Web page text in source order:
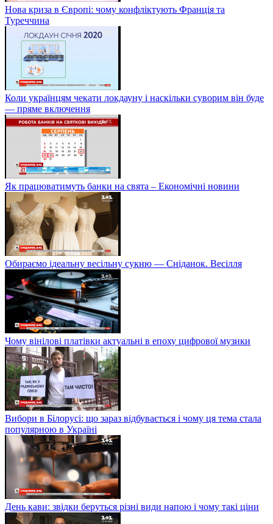
Нова криза в Європі: чому конфліктують Франція та
Туреччина
Коли українцям чекати локдауну і наскільки суворим він буде
— пряме включення
Як працюватимуть банки на свята – Економічні новини
Обираємо ідеальну весільну сукню — Сніданок. Весілля
Чому вінілові платівки актуальні в епоху цифрової музики
Вибори в Білорусі: що зараз відбувається і чому ця тема стала
популярною в Україні
День кави: звідки беруться різні види напою і чому такі ціни